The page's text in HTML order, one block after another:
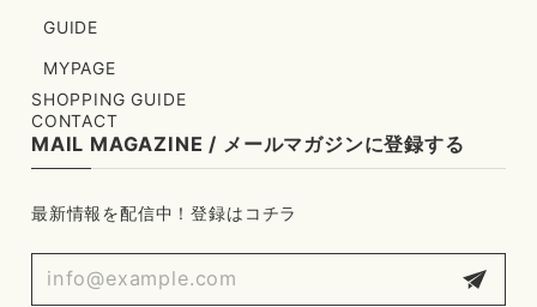
GUIDE
MYPAGE
SHOPPING GUIDE
CONTACT
MAIL MAGAZINE / メールマガジンに登録する
最新情報を配信中！登録はコチラ